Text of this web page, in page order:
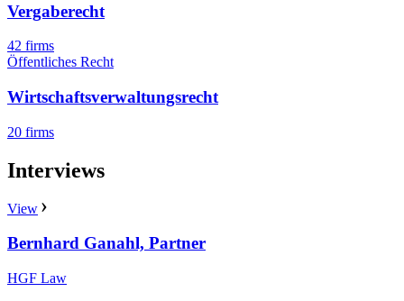
Vergaberecht
42 firms
Öffentliches Recht
Wirtschaftsverwaltungsrecht
20 firms
Interviews
View
Bernhard Ganahl, Partner
HGF Law